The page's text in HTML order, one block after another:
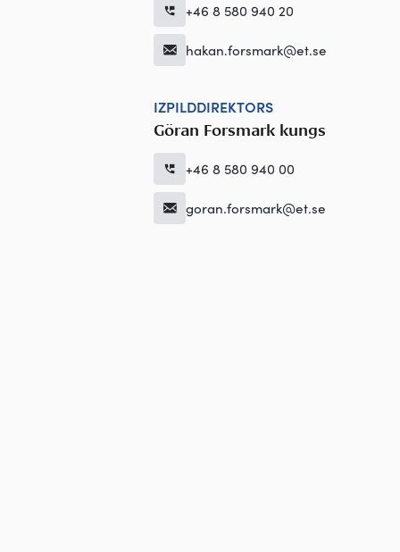
+46 8 580 940 20
hakan.forsmark@et.se
IZPILDDIREKTORS
Göran Forsmark kungs
+46 8 580 940 00
goran.forsmark@et.se